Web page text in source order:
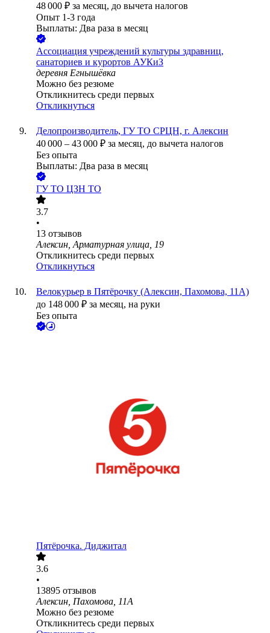
48 000 ₽ за месяц, до вычета налогов
Опыт 1-3 года
Выплаты: Два раза в месяц
Ассоциация учреждений культуры здравниц,
санаториев и курортов АУКиЗ
деревня Егнышёвка
Можно без резюме
Откликнитесь среди первых
Откликнуться
Делопроизводитель, ГУ ТО СРЦН, г. Алексин
40 000 – 43 000 ₽ за месяц, до вычета налогов
Без опыта
Выплаты: Два раза в месяц
ГУ ТО ЦЗН ТО
3.7
•
13 отзывов
Алексин, Арматурная улица, 19
Откликнитесь среди первых
Откликнуться
Велокурьер в Пятёрочку (Алексин, Пахомова, 11А)
до 148 000 ₽ за месяц, на руки
Без опыта
Пятёрочка. Диджитал
3.6
•
13895 отзывов
Алексин, Пахомова, 11А
Можно без резюме
Откликнитесь среди первых